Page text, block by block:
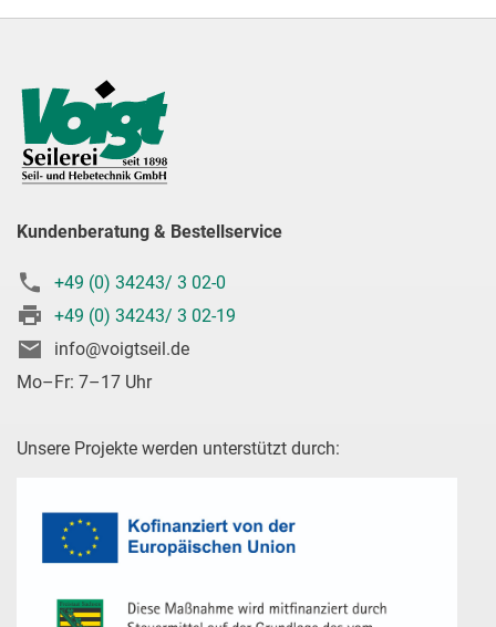
Kundenberatung & Bestellservice
+49 (0) 34243/ 3 02-0
+49 (0) 34243/ 3 02-19
info@voigtseil.de
Mo–Fr: 7–17 Uhr
Unsere Projekte werden unterstützt durch: